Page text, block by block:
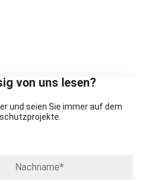
von uns lesen?
und seien Sie immer auf dem